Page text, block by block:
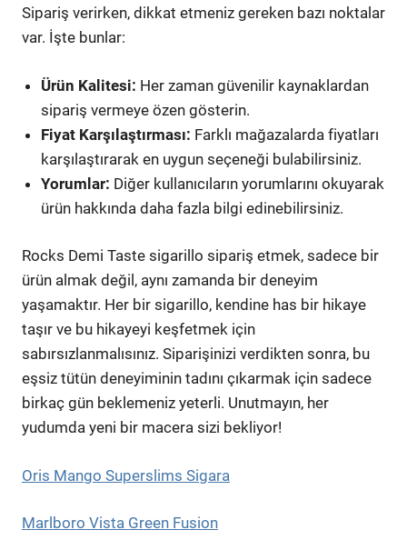
Sipariş verirken, dikkat etmeniz gereken bazı noktalar
var. İşte bunlar:
Ürün Kalitesi: Her zaman güvenilir kaynaklardan
sipariş vermeye özen gösterin.
Fiyat Karşılaştırması: Farklı mağazalarda fiyatları
karşılaştırarak en uygun seçeneği bulabilirsiniz.
Yorumlar: Diğer kullanıcıların yorumlarını okuyarak
ürün hakkında daha fazla bilgi edinebilirsiniz.
Rocks Demi Taste sigarillo sipariş etmek, sadece bir
ürün almak değil, aynı zamanda bir deneyim
yaşamaktır. Her bir sigarillo, kendine has bir hikaye
taşır ve bu hikayeyi keşfetmek için
sabırsızlanmalısınız. Siparişinizi verdikten sonra, bu
eşsiz tütün deneyiminin tadını çıkarmak için sadece
birkaç gün beklemeniz yeterli. Unutmayın, her
yudumda yeni bir macera sizi bekliyor!
Oris Mango Superslims Sigara
Marlboro Vista Green Fusion